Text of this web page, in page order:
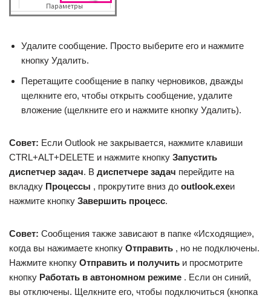
Удалите сообщение. Просто выберите его и нажмите
кнопку Удалить.
Перетащите сообщение в папку черновиков, дважды
щелкните его, чтобы открыть сообщение, удалите
вложение (щелкните его и нажмите кнопку Удалить).
Совет: Если Outlook не закрывается, нажмите клавиши
CTRL+ALT+DELETE и нажмите кнопку Запустить
диспетчер задач. В диспетчере задач перейдите на
вкладку Процессы , прокрутите вниз до outlook.exeи
нажмите кнопку Завершить процесс.
Совет: Сообщения также зависают в папке «Исходящие»,
когда вы нажимаете кнопку Отправить , но не подключены.
Нажмите кнопку Отправить и получить и просмотрите
кнопку Работать в автономном режиме . Если он синий,
вы отключены. Щелкните его, чтобы подключиться (кнопка